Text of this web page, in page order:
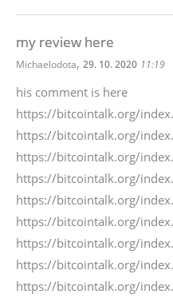
my review here
Michaelodota, 29. 10. 2020 11:19
his comment is here
https://bitcointalk.org/
https://bitcointalk.org/
https://bitcointalk.org/
https://bitcointalk.org/
https://bitcointalk.org/
https://bitcointalk.org/
https://bitcointalk.org/
https://bitcointalk.org/
https://bitcointalk.org/